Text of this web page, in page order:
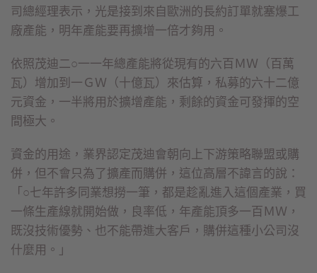
司總經理表示，光是接到來自歐洲的長約訂單就塞爆工
廠產能，明年產能要再擴增一倍才夠用。
依照茂迪二○一一年總產能將從現有的六百ＭＷ（百萬
瓦）增加到一ＧＷ（十億瓦）來估算，私募的六十二億
元資金，一半將用於擴增產能，剩餘的資金可發揮的空
間極大。
資金的用途，業界認定茂迪會朝向上下游策略聯盟或購
併，但不會只為了擴產而購併，這位高層不諱言的說：
「○七年許多同業想撈一筆，都是趁亂進入這個產業，買
一條生產線就開始做，良率低，年產能頂多一百ＭＷ，
既沒技術優勢、也不能帶進大客戶，購併這種小公司沒
什麼用。」